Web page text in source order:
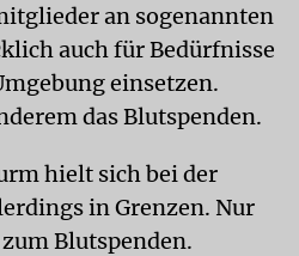
an sogenannten
auch für Bedürfnisse
einsetzen.
das Blutspenden.
hielt sich bei der
in Grenzen. Nur
Blutspenden.